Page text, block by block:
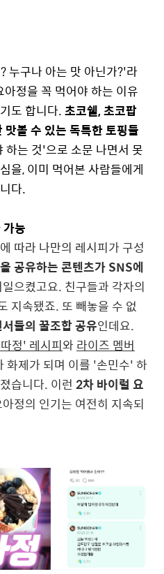
누구나 아는 맛 아닌가?'라
정을 꼭 먹어야 하는 이유
도 합니다.초코쉘, 초코팝
맛볼 수 있는 독특한 토핑들
는 것'으로 소문 나면서 못
을, 이미 먹어본 사람들에게
다.
능
따라 나만의 레시피가 구성
공유하는 콘텐츠가 SNS에
으켰고요. 친구들과 각자의
지속됐죠. 또 빼놓을 수 없
들의 꿀조합 공유인데요.
정' 레시피와 라이즈 멤버
화제가 되며 이를 '손민수' 하
습니다. 이런 2차 바이럴 요
정의 인기는 여전히 지속되